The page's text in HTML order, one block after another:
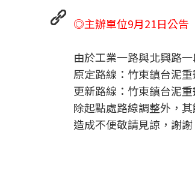
◎主辦單位9月21日公告
由於工業一路與北興路
原定路線：竹東鎮台泥
更新路線：竹東鎮台泥
除起點處路線調整外，
造成不便敬請見諒，謝謝